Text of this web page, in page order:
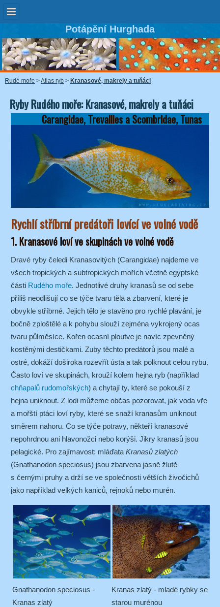
Potápění Hurghada
Rudé moře >Atlas ryb > Kranasové, makrely a tuňáci
Ryby Rudého moře: Kranasové, makrely a tuňáci
Carangidae, Trevallies a Scombridae, Tunas
Rychlí stříbrní predátoři lovící ve volné vodě
1. Kranasové loví ve skupinách ve volné vodě
Dravé ryby čeledi Kranasovitých (Carangidae) najdeme ve
všech tropických a subtropických mořích včetně egyptské
části Rudého moře. Jednotlivé druhy kranasů se od sebe
příliš neodlišují co se týče tvaru těla a zbarvení, které je
obvykle stříbrné. Jejich tělo je stavěno pro rychlé plavání, je
bočně zploštělé a k pohybu slouží zejména vykrojený ocas
tvaru půlměsíce. Kořen ocasní ploutve je navíc zpevněný
kostěnými destičkami. Zuby těchto predátorů jsou malé a
ostré, dokáží doširoka rozevřít ústa a tak polknout celou rybu.
Často loví ve skupinách, krouží kolem hejna ryb (například
chňapalů rudomořských) a chytají ty, které se pokouší z
hejna uniknout. Z lodi můžeme občas pozorovat, jak voda vře
a mořští ptáci loví ryby, které se snaží kranasům uniknout
směrem nahoru. Co se týče potravy, někteří kranasové
nepohrdnou ani hlavonožci nebo korýši. Jikry kranasů jsou
pelagické. Pro zajímavost: mláďata Kranasů zlatých
(Gnathanodon speciosus) jsou zbarvena jasně žlutě
s černými pruhy a drží se ve společnosti větších živočichů
jako například velkých kaniců, rejnoků nebo murén.
Gnathanodon speciosus -
Kranas zlatý
Kranas zlatý - mladé rybky se
starou murénou